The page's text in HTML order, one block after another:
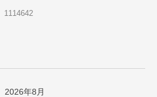
2026年8月